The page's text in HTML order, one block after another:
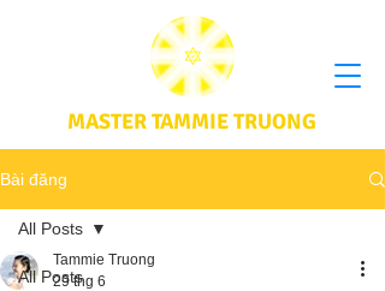
MASTER TAMMIE TRUONG
Bài đăng
All Posts
All Posts
Tammie Truong
29 thg 6